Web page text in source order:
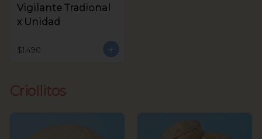
Vigilante Tradional
x Unidad
$1.490
Criollitos